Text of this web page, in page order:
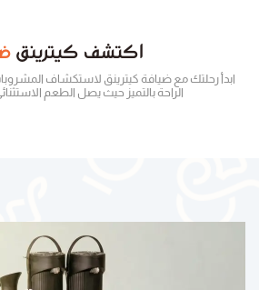
اكتشف كيترينق
ابدأ رحلتك مع ضيافة كيترينق لاستكشاف
الراحة بالتميز حيث يصل الطعم